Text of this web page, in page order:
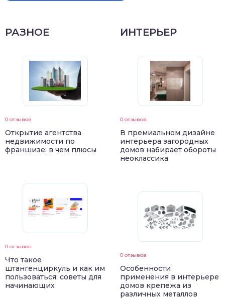
РАЗНОЕ
0 отзывов
Открытие агентства
недвижимости по
франшизе: в чем плюсы
0 отзывов
Что такое
штангенциркуль и как им
пользоваться: советы для
начинающих
ИНТЕРЬЕР
0 отзывов
В премиальном дизайне
интерьера загородных
домов набирает обороты
неоклассика
0 отзывов
Особенности
применения в интерьере
домов крепежа из
различных металлов